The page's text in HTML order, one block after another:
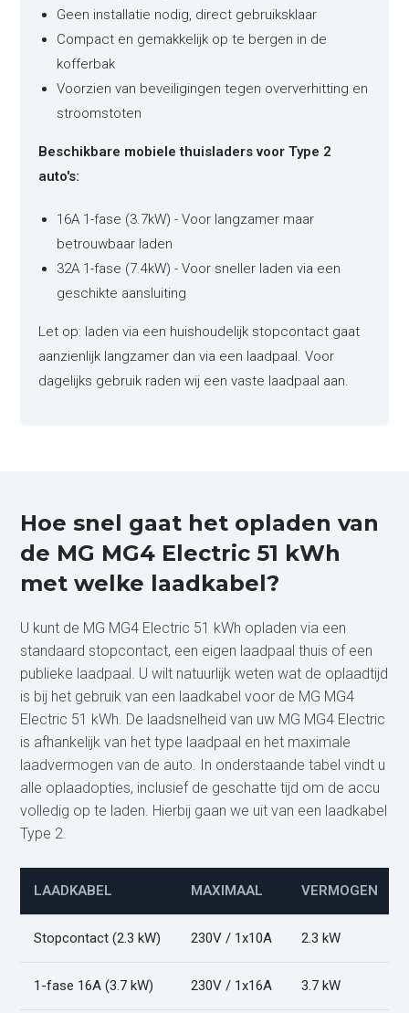
Geen installatie nodig, direct gebruiksklaar
Compact en gemakkelijk op te bergen in de
kofferbak
Voorzien van beveiligingen tegen oververhitting en
stroomstoten
Beschikbare mobiele thuisladers voor Type 2
auto's:
16A 1-fase (3.7kW) - Voor langzamer maar
betrouwbaar laden
32A 1-fase (7.4kW) - Voor sneller laden via een
geschikte aansluiting
Let op: laden via een huishoudelijk stopcontact gaat
aanzienlijk langzamer dan via een laadpaal. Voor
dagelijks gebruik raden wij een vaste laadpaal aan.
Hoe snel gaat het opladen van
de MG MG4 Electric 51 kWh
met welke laadkabel?
U kunt de MG MG4 Electric 51 kWh opladen via een
standaard stopcontact, een eigen laadpaal thuis of een
publieke laadpaal. U wilt natuurlijk weten wat de oplaadtijd
is bij het gebruik van een laadkabel voor de MG MG4
Electric 51 kWh. De laadsnelheid van uw MG MG4 Electric
is afhankelijk van het type laadpaal en het maximale
laadvermogen van de auto. In onderstaande tabel vindt u
alle oplaadopties, inclusief de geschatte tijd om de accu
volledig op te laden. Hierbij gaan we uit van een laadkabel
Type 2.
LAADKABEL MAXIMAAL VERMOGEN
Stopcontact (2.3 kW) 230V / 1x10A 2.3 kW
1-fase 16A (3.7 kW) 230V / 1x16A 3.7 kW